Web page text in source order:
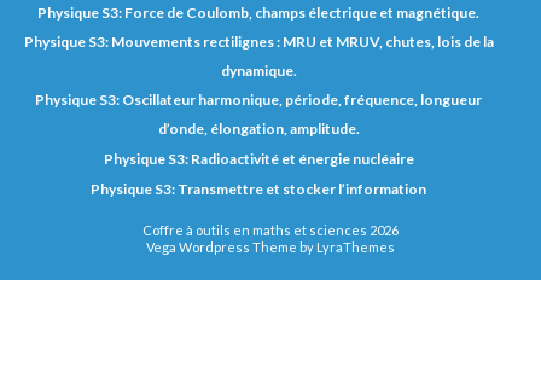
Physique S3: Force de Coulomb, champs électrique et magnétique.
Physique S3: Mouvements rectilignes : MRU et MRUV, chutes, lois de la
dynamique.
Physique S3: Oscillateur harmonique, période, fréquence, longueur
d’onde, élongation, amplitude.
Physique S3: Radioactivité et énergie nucléaire
Physique S3: Transmettre et stocker l’information
Coffre à outils en maths et sciences 2026
Vega Wordpress Theme by LyraThemes